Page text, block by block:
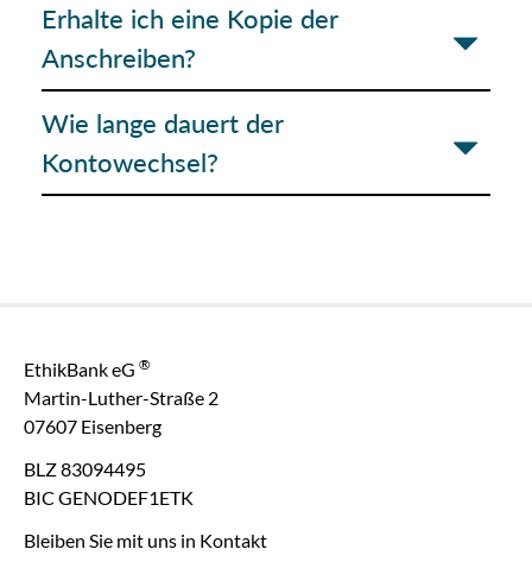
Erhalte ich eine Kopie der
Anschreiben?
Wie lange dauert der
Kontowechsel?
EthikBank eG ®
Martin-Luther-Straße 2
07607 Eisenberg
BLZ 83094495
BIC GENODEF1ETK
Bleiben Sie mit uns in Kontakt